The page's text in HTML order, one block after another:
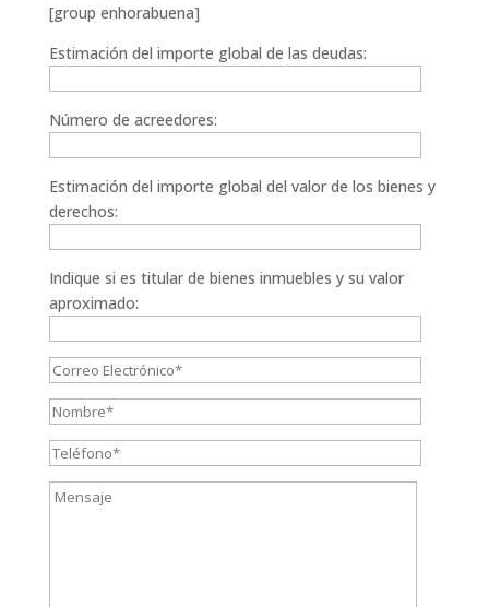
[group enhorabuena]
Estimación del importe global de las deudas:
Número de acreedores:
Estimación del importe global del valor de los bienes y
derechos:
Indique si es titular de bienes inmuebles y su valor
aproximado: